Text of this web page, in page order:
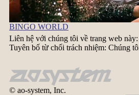
BINGO WORLD
Liên hệ với chúng tôi về trang web này:
Tuyên bố từ chối trách nhiệm: Chúng
© ao-system, Inc.